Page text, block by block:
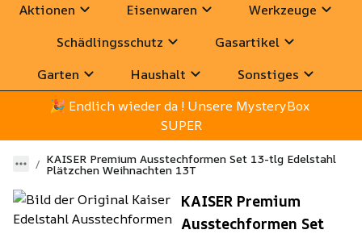
Aktionen Eisenwaren
Werkzeuge
Schädlingsschutz
Gasartikel
Garten
Haushalt
Sonstiges
🎉 Endlich wieder da ! Unsere MysteryBox
SUPER
KAISER Premium Ausstechformen Set 13-tlg Edelstahl
Plätzchen Weihnachten 13T
KAISER Premium
Ausstechformen Set